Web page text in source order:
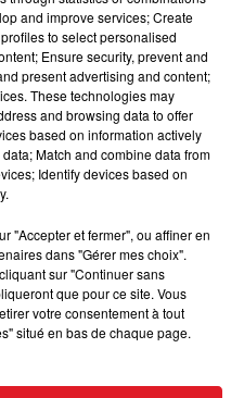
HOMICIDE
le logement servait
and improve services; Create
to select personalised
Ensure security, prevent and
present advertising and content;
These technologies may
and browsing data to offer
based on information actively
Match and combine data from
Identify devices based on
"Accepter et fermer", ou affiner en
dans "Gérer mes choix".
sur "Continuer sans
que pour ce site. Vous
votre consentement à tout
situé en bas de chaque page.